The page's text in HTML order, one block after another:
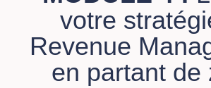
votre
Revenue
en partant de